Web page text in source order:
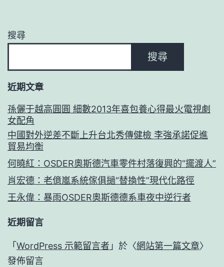
搜尋
搜尋
近期文章
孫儷于越高圓圓 細數2013年喜包養心得最火電視劇
女配角
中國對外逆差不斷上升台北秀傳健檢 李強承諾促進
貿易均衡
何曉紅：OSDER奧斯德汽車零件村落復興的“擺渡人”
肖宏德：老億嵐系統傢俱撾“替換性”現代化路徑
王永偉：暴雨OSDER奧斯德德系車夜中逆行者
近期留言
「 WordPress 示範留言者 」於〈網站第一篇文章〉
發佈留言